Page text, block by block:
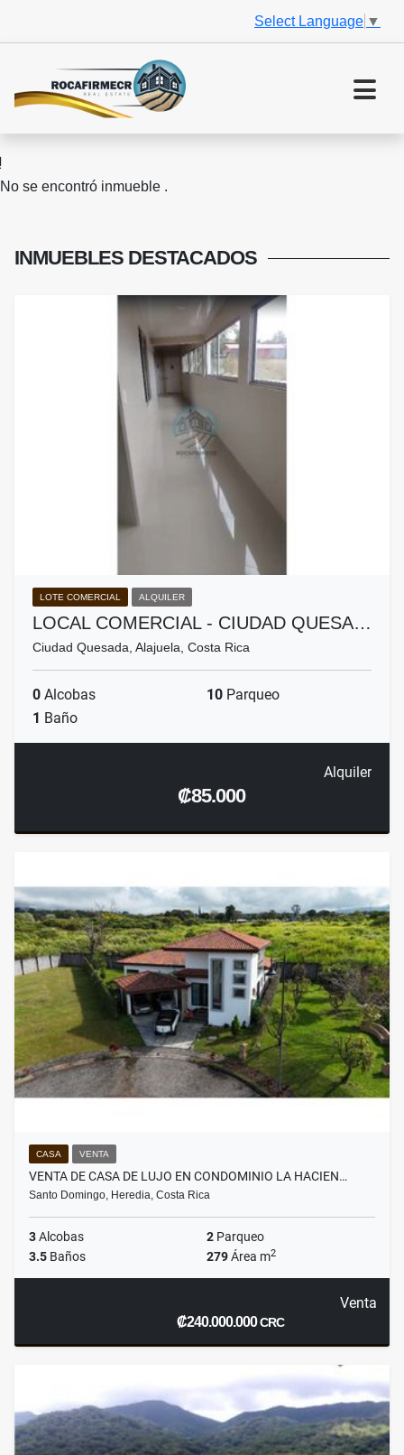
Select Language ▼
No se encontró inmueble .
INMUEBLES DESTACADOS
LOTE COMERCIAL ALQUILER
LOCAL COMERCIAL - CIUDAD QUESA…
Ciudad Quesada, Alajuela, Costa Rica
0 Alcobas 10 Parqueo
1 Baño
Alquiler
₡85.000
CASA VENTA
VENTA DE CASA DE LUJO EN CONDOMINIO LA HACIEN…
Santo Domingo, Heredia, Costa Rica
3Alcobas 2 Parqueo
3.5 Baños 279Área m2
Venta
₡240.000.000CRC